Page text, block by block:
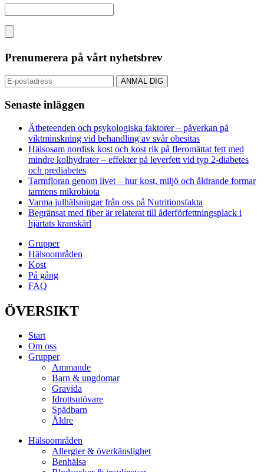
Prenumerera på vårt nyhetsbrev
Senaste inläggen
Ätbeteenden och psykologiska faktorer – påverkan på
viktminskning vid behandling av svår obesitas
Hälsosam nordisk kost och kost rik på fleromättat fett med
mindre kolhydrater – effekter på leverfett vid typ 2-diabetes
och prediabetes
Tarmfloran genom livet – hur kost, miljö och åldrande formar
tarmens mikrobiota
Varma julhälsningar från oss på Nutritionsfakta
Begränsat med fiber är relaterat till åderförfettningsplack i
hjärtats kranskärl
Grupper
Hälsoområden
Kost
På gång
FAQ
ÖVERSIKT
Start
Om oss
Grupper
Ammande
Barn & ungdomar
Gravida
Idrottsutövare
Spädbarn
Äldre
Hälsoområden
Allergier & överkänslighet
Benhälsa